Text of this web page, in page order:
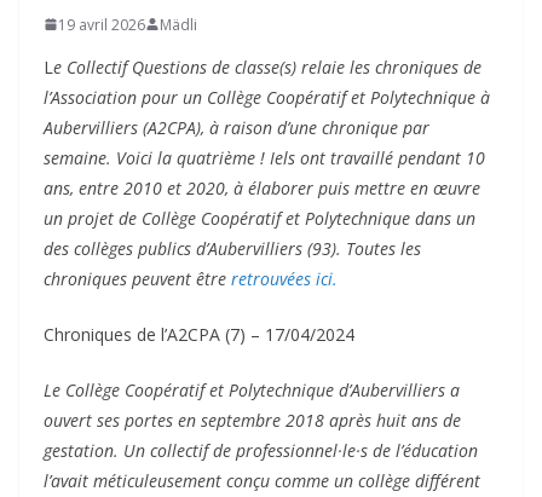
19 avril 2026 Mädli
L e Collectif Questions de classe(s) relaie les chroniques de
l’Association pour un Collège Coopératif et Polytechnique à
Aubervilliers (A2CPA), à raison d’une chronique par
semaine. Voici la quatrième ! Iels ont travaillé pendant 10
ans, entre 2010 et 2020, à élaborer puis mettre en œuvre
un projet de Collège Coopératif et Polytechnique dans un
des collèges publics d’Aubervilliers (93). Toutes les
chroniques peuvent être retrouvées ici.
Chroniques de l’A2CPA (7) – 17/04/2024
Le Collège Coopératif et Polytechnique d’Aubervilliers a
ouvert ses portes en septembre 2018 après huit ans de
gestation. Un collectif de professionnel·le·s de l’éducation
l’avait méticuleusement conçu comme un collège différent